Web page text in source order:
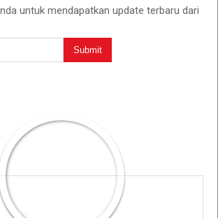
untuk mendapatkan update terbaru dari